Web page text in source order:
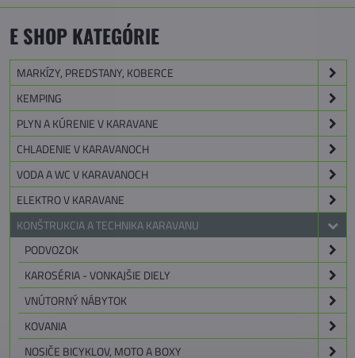
E SHOP KATEGÓRIE
MARKÍZY, PREDSTANY, KOBERCE
KEMPING
PLYN A KÚRENIE V KARAVANE
CHLADENIE V KARAVANOCH
VODA A WC V KARAVANOCH
ELEKTRO V KARAVANE
KONŠTRUKCIA A TECHNIKA KARAVANU
PODVOZOK
KAROSÉRIA - VONKAJŠIE DIELY
VNÚTORNÝ NÁBYTOK
KOVANIA
NOSIČE BICYKLOV, MOTO A BOXY